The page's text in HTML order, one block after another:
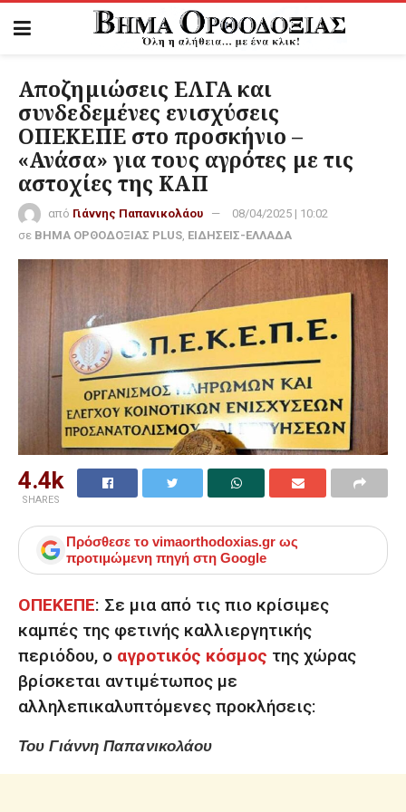
Αποζημιώσεις ΕΛΓΑ και
συνδεδεμένες ενισχύσεις
ΟΠΕΚΕΠΕ στο προσκήνιο –
«Ανάσα» για τους αγρότες με τις
αστοχίες της ΚΑΠ
από Γιάννης Παπανικολάου
08/04/2025 | 10:02
σε ΒΗΜΑ ΟΡΘΟΔΟΞΙΑΣ PLUS, ΕΙΔΗΣΕΙΣ-ΕΛΛΑΔΑ
4.4k
SHARES
Πρόσθεσε το vimaorthodoxias.gr ως
προτιμώμενη πηγή στη Google
ΟΠΕΚΕΠΕ: Σε μια από τις πιο κρίσιμες
καμπές της φετινής καλλιεργητικής
περιόδου, ο αγροτικός κόσμος της χώρας
βρίσκεται αντιμέτωπος με
αλληλεπικαλυπτόμενες προκλήσεις:
Του Γιάννη Παπανικολάου